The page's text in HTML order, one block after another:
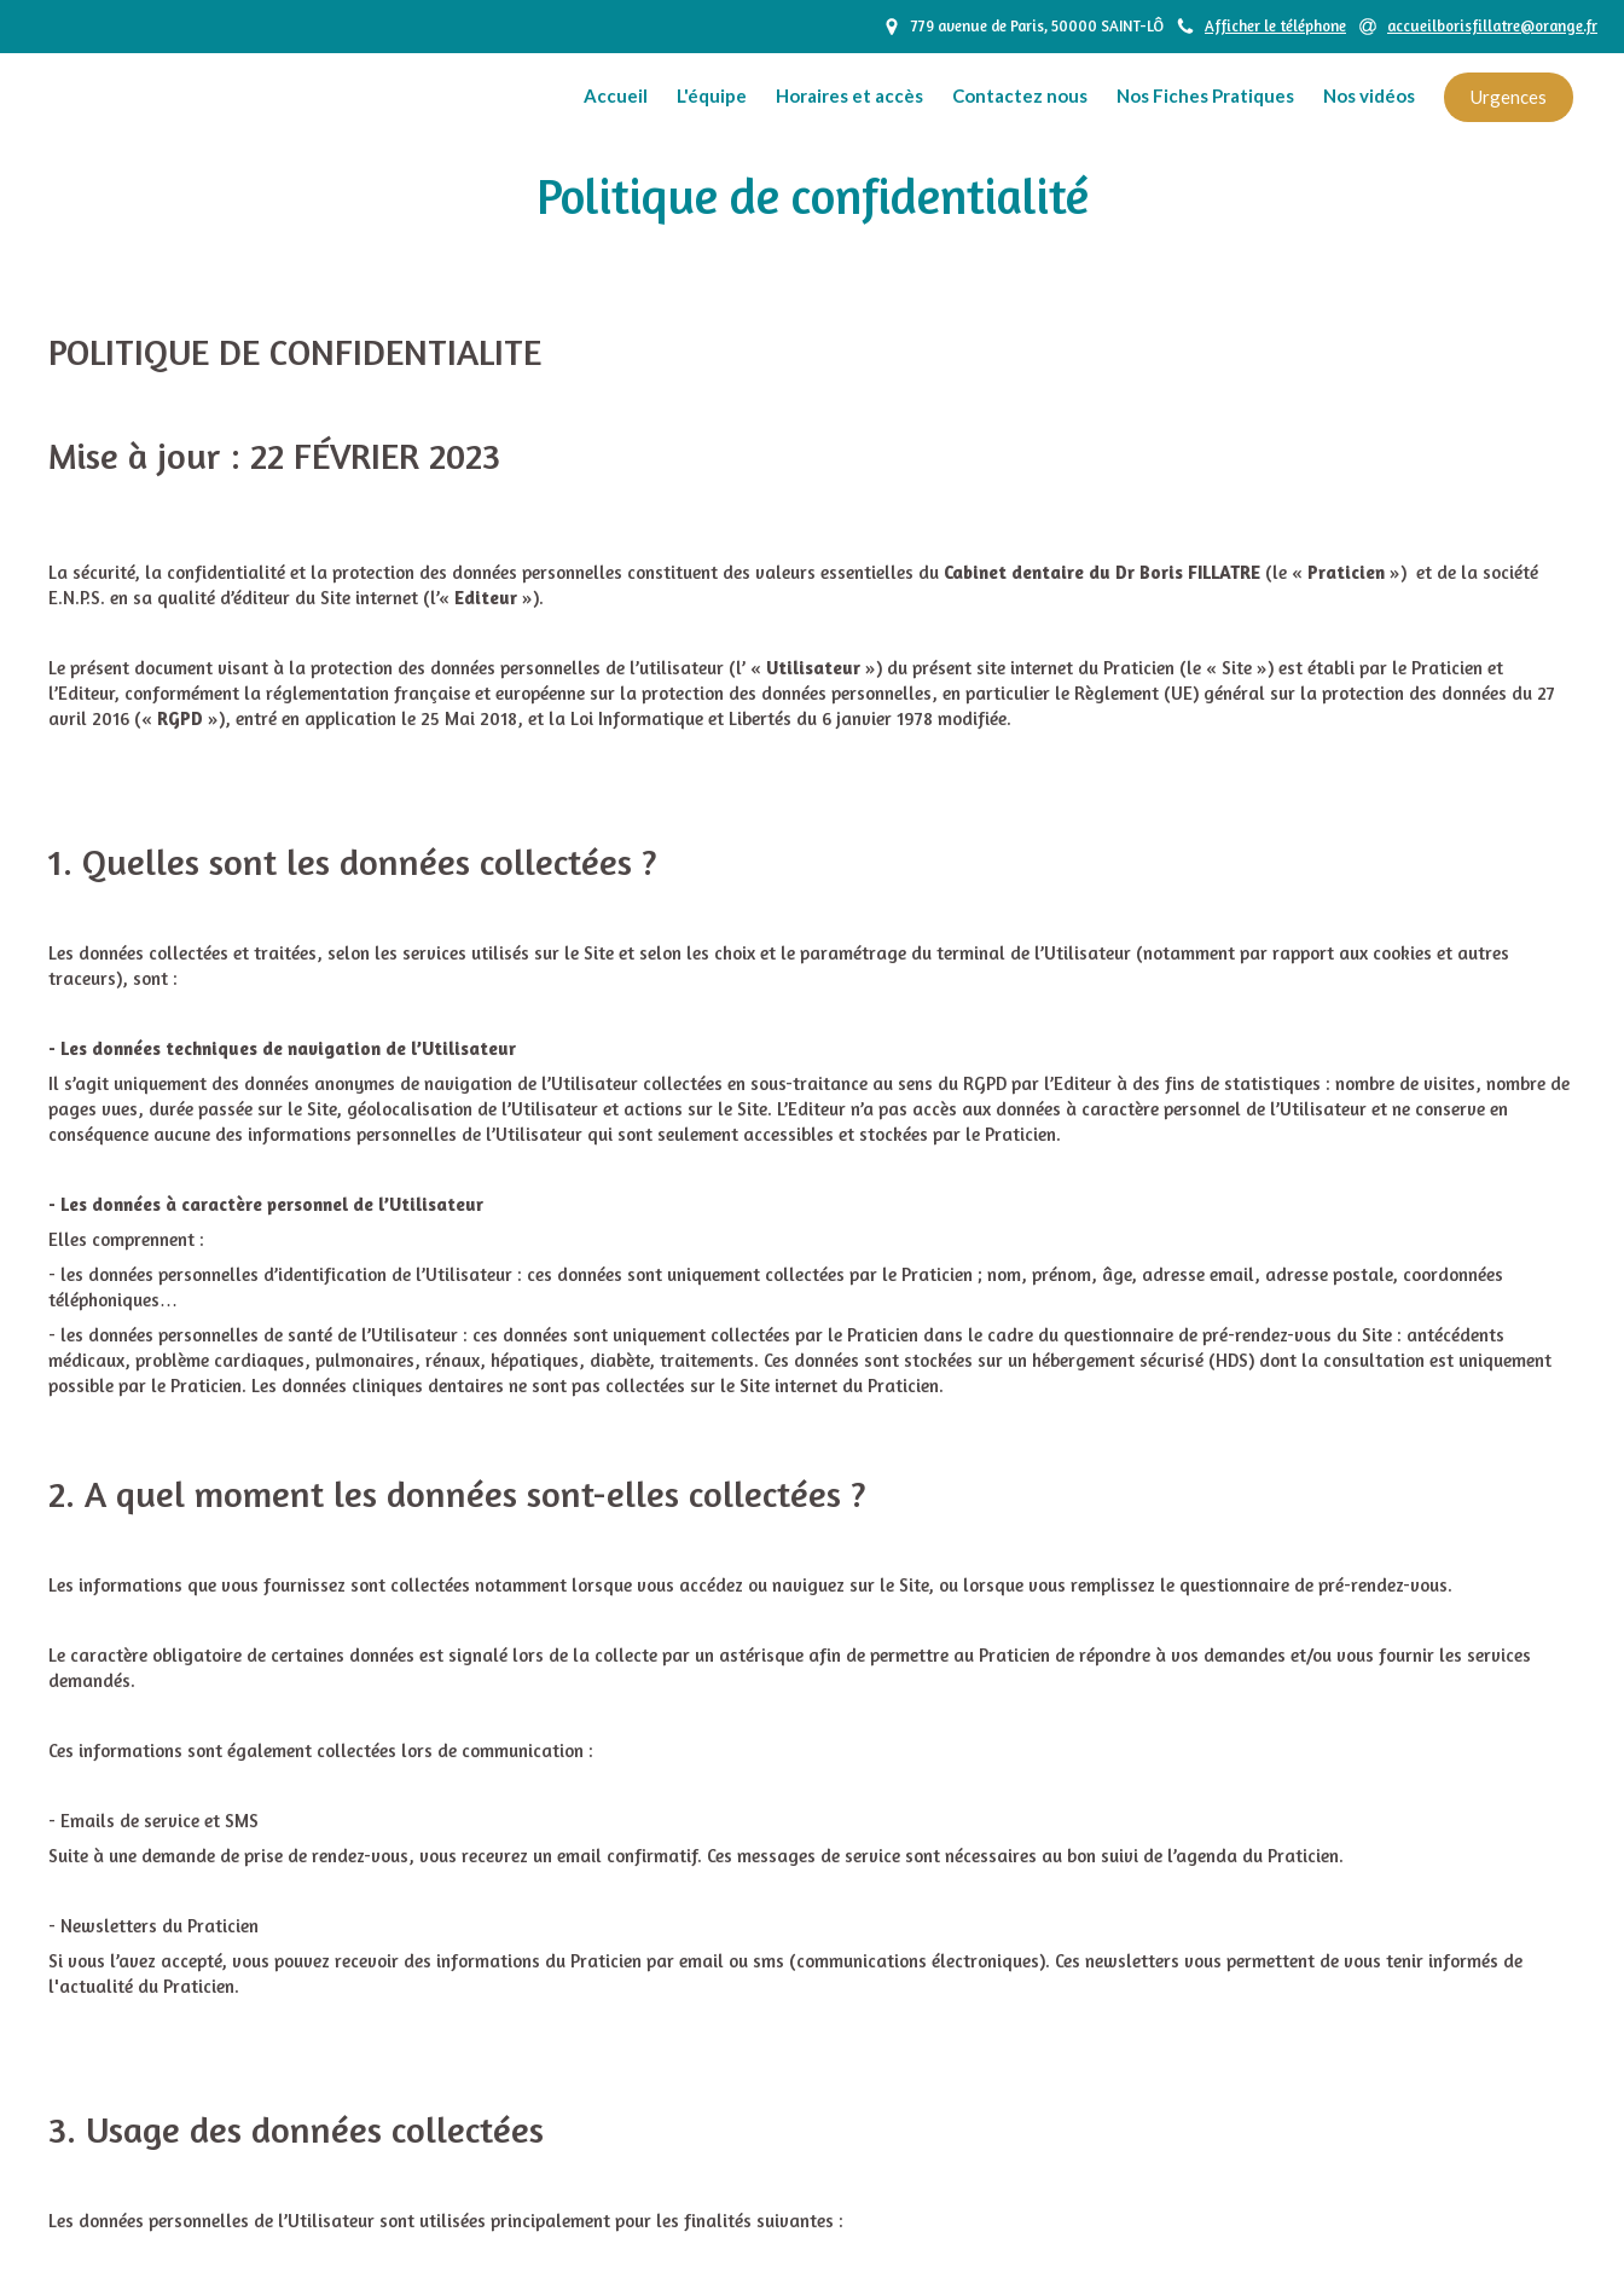
accueilborisfillatre@orange.fr
Afficher le téléphone
779 avenue de Paris, 50000 SAINT-LÔ
Accueil L'équipe Horaires et accès Contactez nous Nos Fiches Pratiques Nos vidéos Urgences
Politique de confidentialité
POLITIQUE DE CONFIDENTIALITE
Mise à jour : 22 FÉVRIER 2023
La sécurité, la confidentialité et la protection des données personnelles constituent des valeurs essentielles du Cabinet dentaire du Dr Boris FILLATRE (le « Praticien ») et de la société
E.N.P.S. en sa qualité d’éditeur du Site internet (l’« Editeur »).
Le présent document visant à la protection des données personnelles de l’utilisateur (l’ « Utilisateur ») du présent site internet du Praticien (le « Site ») est établi par le Praticien et
l’Editeur, conformément la réglementation française et européenne sur la protection des données personnelles, en particulier le Règlement (UE) général sur la protection des données du 27
avril 2016 (« RGPD »), entré en application le 25 Mai 2018, et la Loi Informatique et Libertés du 6 janvier 1978 modifiée.
1. Quelles sont les données collectées ?
Les données collectées et traitées, selon les services utilisés sur le Site et selon les choix et le paramétrage du terminal de l’Utilisateur (notamment par rapport aux cookies et autres
traceurs), sont :
- Les données techniques de navigation de l’Utilisateur
Il s’agit uniquement des données anonymes de navigation de l’Utilisateur collectées en sous-traitance au sens du RGPD par l’Editeur à des fins de statistiques : nombre de visites, nombre de
pages vues, durée passée sur le Site, géolocalisation de l’Utilisateur et actions sur le Site. L’Editeur n’a pas accès aux données à caractère personnel de l’Utilisateur et ne conserve en
conséquence aucune des informations personnelles de l’Utilisateur qui sont seulement accessibles et stockées par le Praticien.
- Les données à caractère personnel de l’Utilisateur
Elles comprennent :
- les données personnelles d’identification de l’Utilisateur : ces données sont uniquement collectées par le Praticien ; nom, prénom, âge, adresse email, adresse postale, coordonnées
téléphoniques…
- les données personnelles de santé de l’Utilisateur : ces données sont uniquement collectées par le Praticien dans le cadre du questionnaire de pré-rendez-vous du Site : antécédents
médicaux, problème cardiaques, pulmonaires, rénaux, hépatiques, diabète, traitements. Ces données sont stockées sur un hébergement sécurisé (HDS) dont la consultation est uniquement
possible par le Praticien. Les données cliniques dentaires ne sont pas collectées sur le Site internet du Praticien.
2. A quel moment les données sont-elles collectées ?
Les informations que vous fournissez sont collectées notamment lorsque vous accédez ou naviguez sur le Site, ou lorsque vous remplissez le questionnaire de pré-rendez-vous.
Le caractère obligatoire de certaines données est signalé lors de la collecte par un astérisque afin de permettre au Praticien de répondre à vos demandes et/ou vous fournir les services
demandés.
Ces informations sont également collectées lors de communication :
- Emails de service et SMS
Suite à une demande de prise de rendez-vous, vous recevrez un email confirmatif. Ces messages de service sont nécessaires au bon suivi de l’agenda du Praticien.
- Newsletters du Praticien
Si vous l’avez accepté, vous pouvez recevoir des informations du Praticien par email ou sms (communications électroniques). Ces newsletters vous permettent de vous tenir informés de
l'actualité du Praticien.
3. Usage des données collectées
Les données personnelles de l’Utilisateur sont utilisées principalement pour les finalités suivantes :